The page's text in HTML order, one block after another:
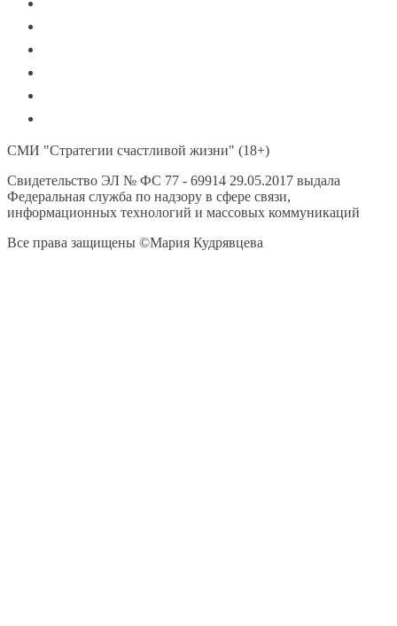
СМИ "Стратегии счастливой жизни" (18+)
Свидетельство ЭЛ № ФС 77 - 69914 29.05.2017 выдала
Федеральная служба по надзору в сфере связи,
информационных технологий и массовых коммуникаций
Все права защищены ©Мария Кудрявцева